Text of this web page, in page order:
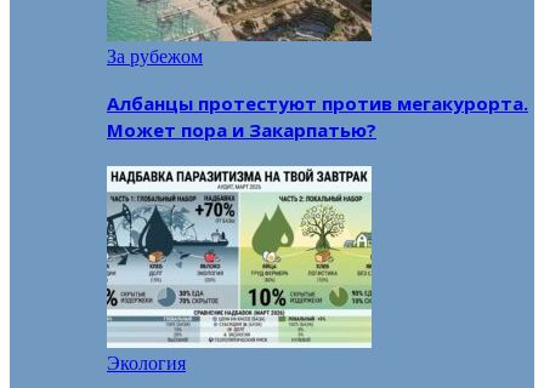
За рубежом
Албанцы протестуют против мегакурорта.
Может пора и Закарпатью?
Экология